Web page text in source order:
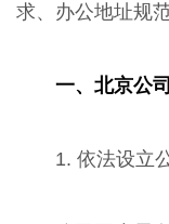
求、办公地址规
一、北京公
1. 依法设立